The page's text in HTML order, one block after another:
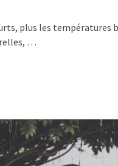
plus les températures
…